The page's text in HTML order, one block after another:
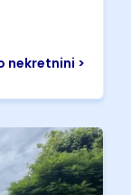
nekretnini >